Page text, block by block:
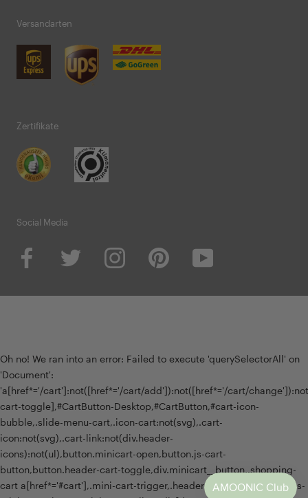
Versandarten
Zertifikate
Social Media
Oh no! We ran into an error: Failed to execute 'querySelectorAll' on
'Document':
'a[href*='/cart']:not([href*='/cart/add']):not([href*='/cart/
cart-toggle],#CartButton-Desktop,#CartButton,#cart-icon-
bubble,.slide-menu-cart,.icon-cart:not(svg),.cart-
icon:not(svg),.cart-link:not(div.header-
icons):not(ul),button.minicart-open,button.js-cart-
button,button.header-cart-toggle,div.minicart__button,.shopping-
cart a[href*='#cart'],.mini-cart-trigger,.header-menu-cart-drawer,.js-